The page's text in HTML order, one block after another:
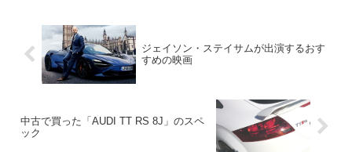
ジェイソン・ステイサムが出演するおす
すめの映画
中古で買った「AUDI TT RS 8J」のスペ
ック